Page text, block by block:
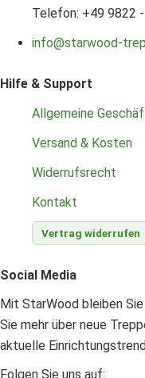
Telefon: +49 9822
info@starwood-
Hilfe & Support
Allgemeine
Versand & Kosten
Widerrufsrecht
Kontakt
Vertrag widerrufen
Social Media
Mit StarWood bleiben
Sie mehr über neue
aktuelle
Folgen Sie uns auf: